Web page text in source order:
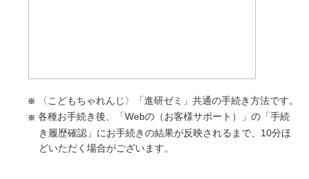
〈こどもちゃれんじ〉「進研ゼミ」共通の手続き方法です。
各種お手続き後、「Webの（お客様サポート）」の「手続
き履歴確認」にお手続きの結果が反映されるまで、10分ほ
どいただく場合がございます。